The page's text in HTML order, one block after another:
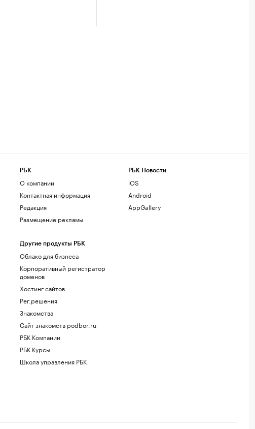
РБК
О компании
Контактная информация
Редакция
Размещение рекламы
Другие продукты РБК
Облако для бизнеса
Корпоративный регистратор
доменов
Хостинг сайтов
Рег.решения
Знакомства
Сайт знакомств podbor.ru
РБК Компании
РБК Курсы
Школа управления РБК
РБК Новости
iOS
Android
AppGallery